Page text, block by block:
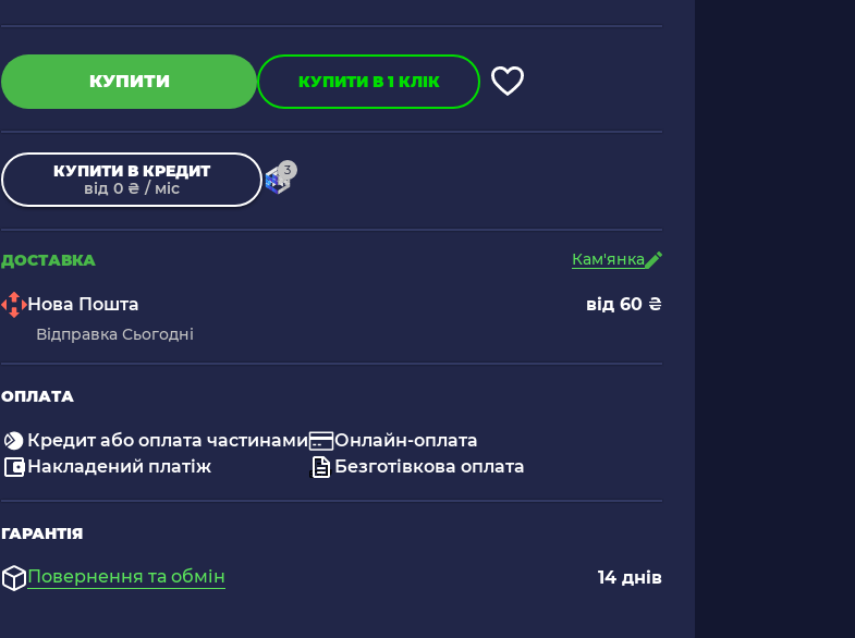
КУПИТИ КУПИТИ В 1 КЛІК
КУПИТИ В КРЕДИТ
від 0 ₴ / міс
3
ДОСТАВКА Кам'янка
Нова Пошта від 60 ₴
Відправка Сьогодні
ОПЛАТА
Кредит або оплата частинами
Накладений платіж
Онлайн-оплата
Безготівкова оплата
ГАРАНТІЯ
Повернення та обмін 14 днів